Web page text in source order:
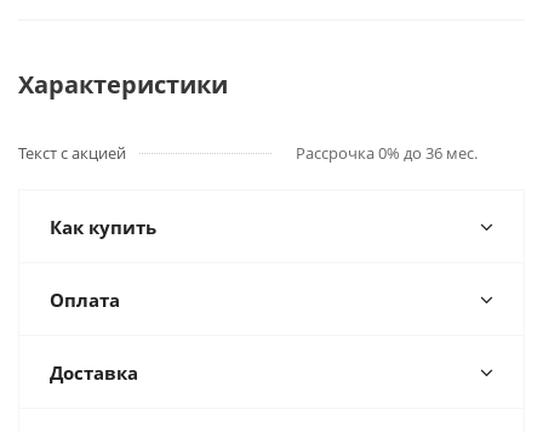
Характеристики
Текст с акцией Рассрочка 0% до 36 мес.
Как купить
Оплата
Доставка